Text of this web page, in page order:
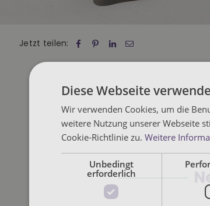
Jetzt teilen:
Diese Webseite
Wir verwenden Cookies, um die
weitere Nutzung unserer Webseite
Cookie-Richtlinie zu. Weitere
Unbedingt
erforderlich